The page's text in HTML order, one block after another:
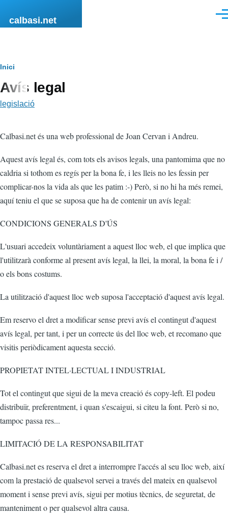
calbasi.net
Fil
d'ariadna
Inici
Avís legal
legislació
Calbasi.net és una web professional de Joan Cervan i Andreu.
Aquest avís legal és, com tots els avisos legals, una pantomima que no
caldria si tothom es regís per la bona fe, i les lleis no les fessin per
complicar-nos la vida als que les patim :-) Però, si no hi ha més remei,
aquí teniu el que se suposa que ha de contenir un avís legal:
CONDICIONS GENERALS D'ÚS
L'usuari accedeix voluntàriament a aquest lloc web, el que implica que
l'utilitzarà conforme al present avís legal, la llei, la moral, la bona fe i /
o els bons costums.
La utilització d'aquest lloc web suposa l'acceptació d'aquest avís legal.
Em reservo el dret a modificar sense previ avís el contingut d'aquest
avís legal, per tant, i per un correcte ús del lloc web, et recomano que
visitis periòdicament aquesta secció.
PROPIETAT INTEL·LECTUAL I INDUSTRIAL
Tot el contingut que sigui de la meva creació és copy-left. El podeu
distribuïr, preferentment, i quan s'escaigui, si citeu la font. Però si no,
tampoc passa res...
LIMITACIÓ DE LA RESPONSABILITAT
Calbasi.net es reserva el dret a interrompre l'accés al seu lloc web, així
com la prestació de qualsevol servei a través del mateix en qualsevol
moment i sense previ avís, sigui per motius tècnics, de seguretat, de
manteniment o per qualsevol altra causa.